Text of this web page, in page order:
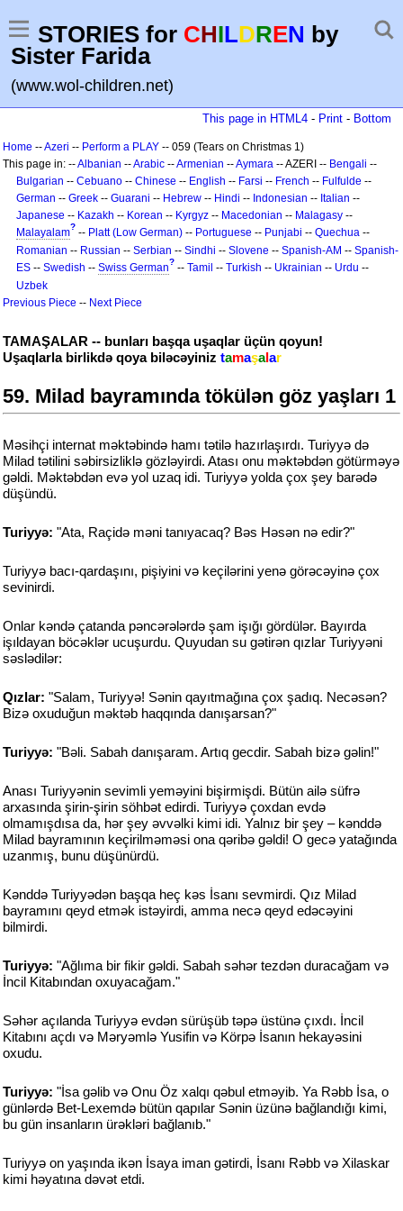
STORIES for CHILDREN by
Sister Farida
(www.wol-children.net)
This page in HTML4 - Print - Bottom
Home --Azeri -- Perform a PLAY -- 059 (Tears on Christmas 1)
This page in: --Albanian --Arabic --Armenian --Aymara -- AZERI -- Bengali --
Bulgarian -- Cebuano -- Chinese -- English -- Farsi -- French -- Fulfulde --
German -- Greek -- Guarani -- Hebrew -- Hindi -- Indonesian -- Italian --
Japanese -- Kazakh -- Korean -- Kyrgyz -- Macedonian -- Malagasy --
Malayalam? -- Platt (Low German) -- Portuguese -- Punjabi -- Quechua --
Romanian -- Russian -- Serbian -- Sindhi -- Slovene -- Spanish-AM -- Spanish-
ES -- Swedish -- Swiss German? -- Tamil -- Turkish -- Ukrainian -- Urdu --
Uzbek
Previous Piece -- Next Piece
TAMAŞALAR -- bunları başqa uşaqlar üçün qoyun!
Uşaqlarla birlikdə qoya biləcəyiniz tamaşalar
59. Milad bayramında tökülən göz yaşları 1
Məsihçi internat məktəbində hamı tətilə hazırlaşırdı. Turiyyə də
Milad tətilini səbirsizliklə gözləyirdi. Atası onu məktəbdən götürməyə
gəldi. Məktəbdən evə yol uzaq idi. Turiyyə yolda çox şey barədə
düşündü.
Turiyyə: "Ata, Raçidə məni tanıyacaq? Bəs Həsən nə edir?"
Turiyyə bacı-qardaşını, pişiyini və keçilərini yenə görəcəyinə çox
sevinirdi.
Onlar kəndə çatanda pəncərələrdə şam işığı gördülər. Bayırda
işıldayan böcəklər ucuşurdu. Quyudan su gətirən qızlar Turiyyəni
səslədilər:
Qızlar: "Salam, Turiyyə! Sənin qayıtmağına çox şadıq. Necəsən?
Bizə oxuduğun məktəb haqqında danışarsan?"
Turiyyə: "Bəli. Sabah danışaram. Artıq gecdir. Sabah bizə gəlin!"
Anası Turiyyənin sevimli yeməyini bişirmişdi. Bütün ailə süfrə
arxasında şirin-şirin söhbət edirdi. Turiyyə çoxdan evdə
olmamışdısa da, hər şey əvvəlki kimi idi. Yalnız bir şey – kənddə
Milad bayramının keçirilməməsi ona qəribə gəldi! O gecə yatağında
uzanmış, bunu düşünürdü.
Kənddə Turiyyədən başqa heç kəs İsanı sevmirdi. Qız Milad
bayramını qeyd etmək istəyirdi, amma necə qeyd edəcəyini
bilmirdi.
Turiyyə: "Ağlıma bir fikir gəldi. Sabah səhər tezdən duracağam və
İncil Kitabından oxuyacağam."
Səhər açılanda Turiyyə evdən sürüşüb təpə üstünə çıxdı. İncil
Kitabını açdı və Məryəmlə Yusifin və Körpə İsanın hekayəsini
oxudu.
Turiyyə: "İsa gəlib və Onu Öz xalqı qəbul etməyib. Ya Rəbb İsa, o
günlərdə Bet-Lexemdə bütün qapılar Sənin üzünə bağlandığı kimi,
bu gün insanların ürəkləri bağlanıb."
Turiyyə on yaşında ikən İsaya iman gətirdi, İsanı Rəbb və Xilaskar
kimi həyatına dəvət etdi.